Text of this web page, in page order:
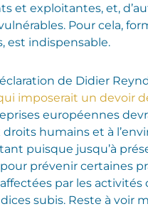
et exploitantes, et,
Pour cela,
est indispensable.
de Didier
imposerait un devoir
européennes
humains et à
puisque jusqu’à
prévenir certaines
par les activités
subis. Reste à voir